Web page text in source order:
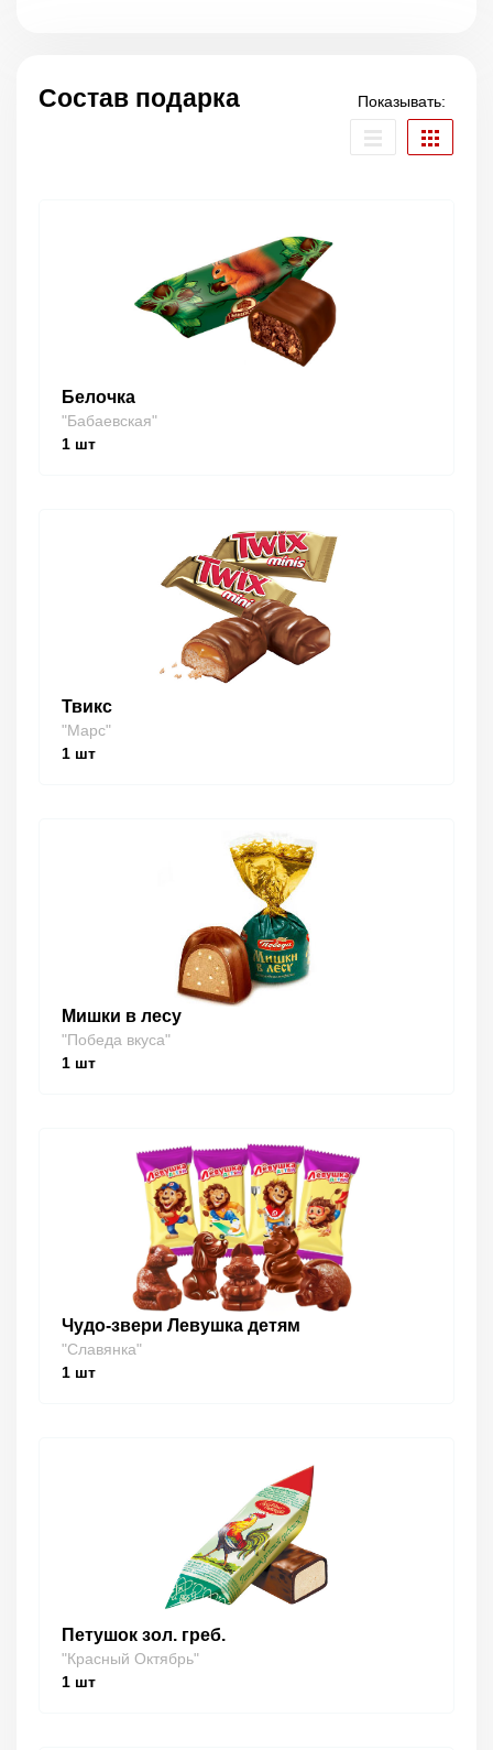
Состав подарка Показывать:
Белочка
"Бабаевская"
1 шт
Твикс
"Марс"
1 шт
Мишки в лесу
"Победа вкуса"
1 шт
Чудо-звери Левушка детям
"Славянка"
1 шт
Петушок зол. греб.
"Красный Октябрь"
1 шт